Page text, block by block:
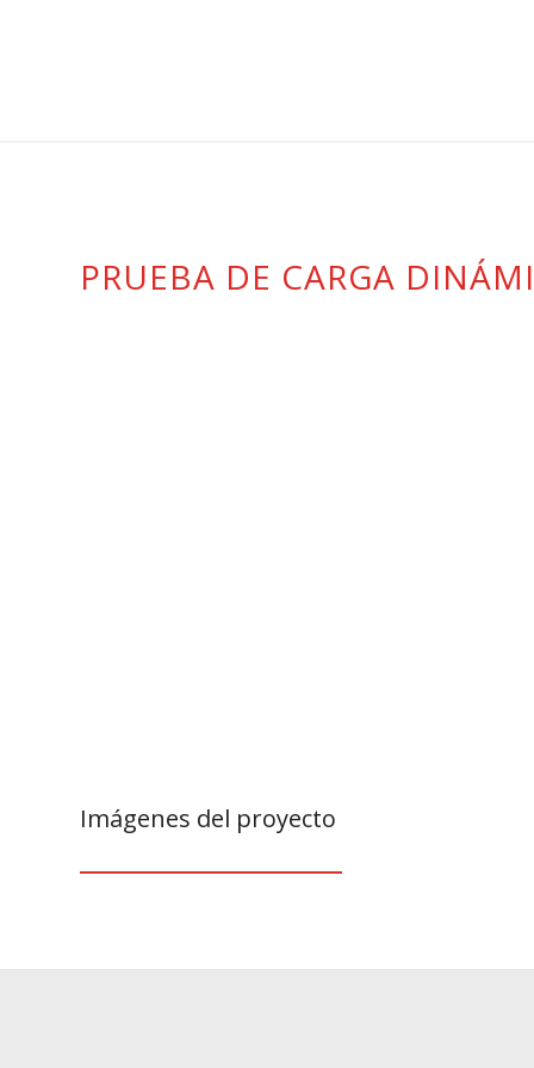
PRUEBA DE CARGA
Imágenes del proyecto